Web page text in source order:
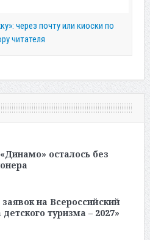
через почту или киоски по
читателя
осталось без
на Всероссийский
туризма – 2027»